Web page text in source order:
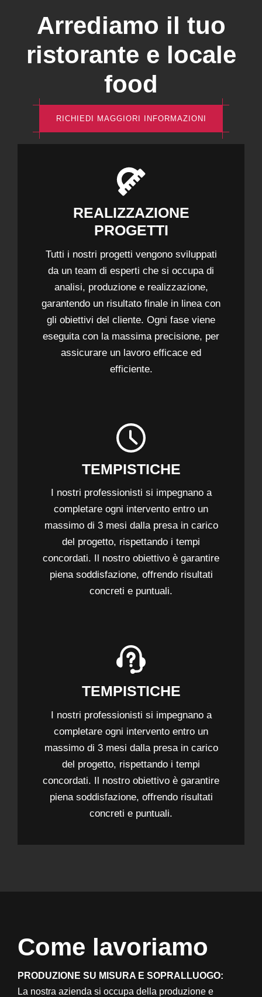
Arrediamo il tuo
ristorante e locale
food
RICHIEDI MAGGIORI INFORMAZIONI
REALIZZAZIONE
PROGETTI
Tutti i nostri progetti vengono sviluppati
da un team di esperti che si occupa di
analisi, produzione e realizzazione,
garantendo un risultato finale in linea con
gli obiettivi del cliente. Ogni fase viene
eseguita con la massima precisione, per
assicurare un lavoro efficace ed
efficiente.
TEMPISTICHE
I nostri professionisti si impegnano a
completare ogni intervento entro un
massimo di 3 mesi dalla presa in carico
del progetto, rispettando i tempi
concordati. Il nostro obiettivo è garantire
piena soddisfazione, offrendo risultati
concreti e puntuali.
TEMPISTICHE
I nostri professionisti si impegnano a
completare ogni intervento entro un
massimo di 3 mesi dalla presa in carico
del progetto, rispettando i tempi
concordati. Il nostro obiettivo è garantire
piena soddisfazione, offrendo risultati
concreti e puntuali.
Come lavoriamo
PRODUZIONE SU MISURA E SOPRALLUOGO:
La nostra azienda si occupa della produzione e